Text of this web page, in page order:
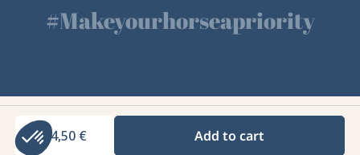
44,50 € Add to cart
#Makeyourhorseapriority
Equiclic © 2026
Gestión de cookies